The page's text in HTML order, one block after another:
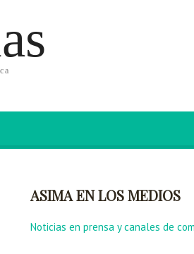
ASIMA EN LOS MEDIOS
Noticias en prensa y canales de